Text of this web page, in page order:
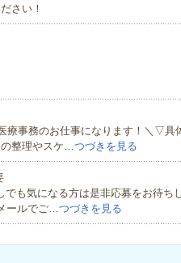
さい！
療事務のお仕事になります！＼▽具
整理やスケ…つづきを見る
も気になる方は是非応募をお待ち
ールでご…つづきを見る